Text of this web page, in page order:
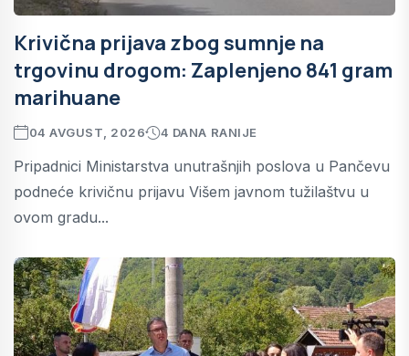
Krivična prijava zbog sumnje na
trgovinu drogom: Zaplenjeno 841 gram
marihuane
04 AVGUST, 2026 4 DANA RANIJE
Pripadnici Ministarstva unutrašnjih poslova u Pančevu
podneće krivičnu prijavu Višem javnom tužilaštvu u
ovom gradu...